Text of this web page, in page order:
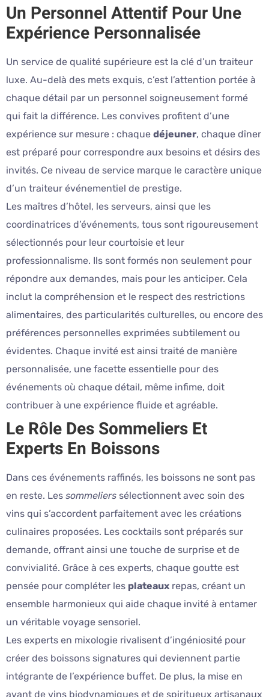
Un Personnel Attentif Pour Une
Expérience Personnalisée
Un service de qualité supérieure est la clé d’un traiteur
luxe. Au-delà des mets exquis, c’est l’attention portée à
chaque détail par un personnel soigneusement formé
qui fait la différence. Les convives profitent d’une
expérience sur mesure : chaque déjeuner, chaque dîner
est préparé pour correspondre aux besoins et désirs des
invités. Ce niveau de service marque le caractère unique
d’un traiteur événementiel de prestige.
Les maîtres d’hôtel, les serveurs, ainsi que les
coordinatrices d’événements, tous sont rigoureusement
sélectionnés pour leur courtoisie et leur
professionnalisme. Ils sont formés non seulement pour
répondre aux demandes, mais pour les anticiper. Cela
inclut la compréhension et le respect des restrictions
alimentaires, des particularités culturelles, ou encore des
préférences personnelles exprimées subtilement ou
évidentes. Chaque invité est ainsi traité de manière
personnalisée, une facette essentielle pour des
événements où chaque détail, même infime, doit
contribuer à une expérience fluide et agréable.
Le Rôle Des Sommeliers Et
Experts En Boissons
Dans ces événements raffinés, les boissons ne sont pas
en reste. Les sommeliers sélectionnent avec soin des
vins qui s’accordent parfaitement avec les créations
culinaires proposées. Les cocktails sont préparés sur
demande, offrant ainsi une touche de surprise et de
convivialité. Grâce à ces experts, chaque goutte est
pensée pour compléter les plateaux repas, créant un
ensemble harmonieux qui aide chaque invité à entamer
un véritable voyage sensoriel.
Les experts en mixologie rivalisent d’ingéniosité pour
créer des boissons signatures qui deviennent partie
intégrante de l’expérience buffet. De plus, la mise en
avant de vins biodynamiques et de spiritueux artisanaux